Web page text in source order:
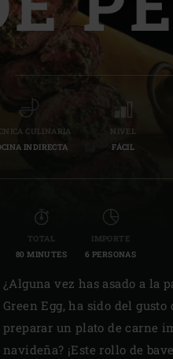
Slovenia | Slovenija
Spain | España
Switzerland (French) |
CULINARIA
INDIRECTA
NIVEL
FÁCIL
TOTAL
80 MINUTES
IMPORTE
6 PERSONAS
¿Alguna vez has asado a la
Green Egg, ha sido del
preparar un plato de carne
navideña? ¡Este rollo de